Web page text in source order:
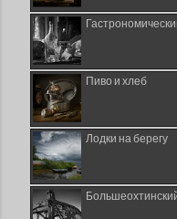
Пиво и хлеб
Лодки на берегу